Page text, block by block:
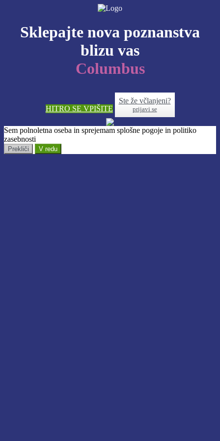
Sklepajte nova poznanstva
blizu vas
Columbus
HITRO SE VPIŠITE
Ste že včlanjeni?
prijavi se
Sem polnoletna oseba in sprejemam splošne pogoje in politiko
zasebnosti
Prekliči V redu